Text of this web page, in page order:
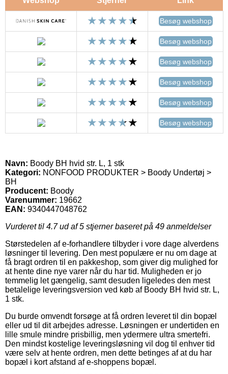
Besøg webshop
Besøg webshop
Besøg webshop
Besøg webshop
Besøg webshop
Besøg webshop
Navn: Boody BH hvid str. L, 1 stk
Kategori: NONFOOD PRODUKTER > Boody Undertøj >
BH
Producent: Boody
Varenummer: 19662
EAN: 9340447048762
Vurderet til 4.7ud af 5 stjerner baseret på 49 anmeldelser
Størstedelen af e-forhandlere tilbyder i vore dage alverdens
løsninger til levering. Den mest populære er nu om dage at
få bragt ordren til en pakkeshop, som giver dig mulighed for
at hente dine nye varer når du har tid. Muligheden er jo
temmelig let gængelig, samt desuden ligeledes den mest
betalelige leveringsversion ved køb af Boody BH hvid str. L,
1 stk.
Du burde omvendt forsøge at få ordren leveret til din bopæl
eller ud til dit arbejdes adresse. Løsningen er undertiden en
lille smule mindre prisbillig, men ydermere ultra smertefri.
Den mindst kostelige leveringsløsning vil dog til enhver tid
være selv at hente ordren, men dette betinges af at du har
bopæl i kort afstand af e-shoppens bopæl.